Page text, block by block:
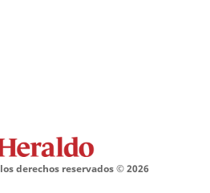
derechos reservados ©2026